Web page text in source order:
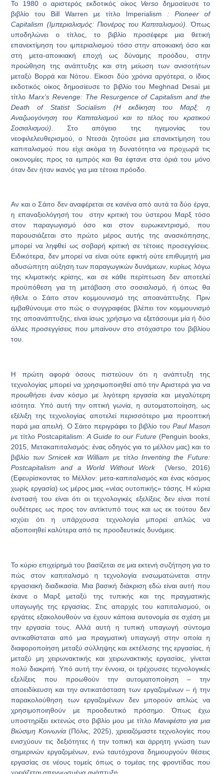
Το 1980 ο αριστερός εκδοτικός οίκος Verso δημοσίευσε το
βιβλίο του Bill Warren με τίτλο Imperialism : Pioneer of
Capitalism (Ιμπεριαλισμός: Πιονέρος του Καπιταλισμού) . Όπως
υποδηλώνει ο τίτλος, το βιβλίο προσέφερε μια θετική
επανεκτίμηση του ιμπεριαλισμού τόσο στην αποικιακή όσο και
στη μετα-αποικιακή εποχή ως δύναμης προόδου, στην
προώθηση της ανάπτυξης και στη μείωση των ανισοτήτων
μεταξύ Βορρά και Νότου. Είκοσι δύο χρόνια αργότερα, ο ίδιος
εκδοτικός οίκος δημοσίευσε το βιβλίο του Meghnad Desai με
τίτλοMarx’s Revenge: The Resurgence of Capitalism and the
Death of Statist Socialism (Η εκδίκηση του Μαρξ: η
Αναζωογόνηση του Καπιταλισμού και το τέλος του κρατικού
Σοσιαλισμού) . Στο απόγειο της ηγεμονίας του
νεοφιλελευθερισμού, ο Ντεσάι ζητούσε μια επανεκτίμηση του
καπιταλισμού που είχε ακόμα τη δυνατότητα να προχωρά τις
οικονομίες προς τα εμπρός και θα έφτανε στα όριά του μόνο
όταν δεν ήταν ικανός για μια τέτοια πρόοδο.
Αν και ο Σάιτο δεν αναφέρεται σε κανένα από αυτά τα δύο έργα,
η επαναξιολόγησή του στην κριτική του ύστερου Μαρξ τόσο
στον παραγωγισμό όσο και στον ευρωκεντρισμό, που
παρουσιάζεται στο πρώτο μέρος αυτής της ανασκόπησης,
μπορεί να ληφθεί ως σοβαρή κριτική σε τέτοιες προσεγγίσεις.
Ειδικότερα, δεν μπορεί να είναι ούτε εφικτή ούτε επιθυμητή μια
αδυσώπητη αύξηση των παραγωγικών δυνάμεων, κυρίως λόγω
της κλιματικής κρίσης, και σε κάθε περίπτωση δεν αποτελεί
προϋπόθεση για τη μετάβαση στο σοσιαλισμό, ή όπως θα
ήθελε ο Σάιτο στον κομμουνισμό της αποανάπτυξης. Πριν
εμβαθύνουμε στο πώς ο συγγραφέας βλέπει τον κομμουνισμό
της αποανάπτυξης, είναι ίσως χρήσιμο να εξετάσουμε μία ή δύο
άλλες προσεγγίσεις που μπαίνουν στο στόχαστρο του βιβλίου
του.
Η πρώτη αφορά όσους πιστεύουν ότι η ανάπτυξη της
τεχνολογίας μπορεί να χρησιμοποιηθεί από την Αριστερά για να
προωθήσει έναν κόσμο με λιγότερη εργασία και μεγαλύτερη
ισότητα. Υπό αυτή την οπτική γωνία, η αυτοματοποίηση, ως
εξέλιξη της τεχνολογίας αποτελεί περισσότερο μια προοπτική
παρά μια απειλή. Ο Σάιτο περιγράφει το βιβλίο του Paul Mason
με τίτλο Postcapitalism:A Guide to our Future (Penguin books,
2015, Μετακαπιταλισμός: ένας οδηγός για το μέλλον μας) και το
βιβλίο των Srnicek και William με τίτλοInventing the Future:
Postcapitalism and a World Without Work (Verso, 2016)
(Εφευρίσκοντας το Μέλλον: μετα-καπιταλισμός και ένας κόσμος
χωρίς εργασία) ως μέρος μιας «νέας ουτοπικής» τάσης. Η κύρια
ένστασή του είναι ότι οι τεχνολογικές εξελίξεις δεν είναι ποτέ
ουδέτερες ως προς τον αντίκτυπό τους και ως εκ τούτου δεν
ισχύει ότι η υπάρχουσα τεχνολογία μπορεί απλώς να
αξιοποιηθεί καλύτερα από τις προοδευτικές δυνάμεις.
Το κύριο επιχείρημά του βασίζεται σε μια εκτενή συζήτηση για το
πώς στον καπιταλισμό η τεχνολογία ενσωματώνεται στην
εργασιακή διαδικασία. Μια βασική διάκριση εδώ είναι αυτή που
έκανε ο Μαρξ μεταξύ της τυπικής και της πραγματικής
υπαγωγής της εργασίας. Στις απαρχές του καπιταλισμού, οι
εργάτες εξακολουθούν να έχουν κάποια αυτονομία σε σχέση με
την εργασία τους. Αλλά αυτή η τυπική υπαγωγή σύντομα
αντικαθίσταται από μια πραγματική υπαγωγή στην οποία η
διαφοροποίηση μεταξύ σύλληψης και εκτέλεσης της εργασίας, ή
μεταξύ μη χειρωνακτικής και χειρωνακτικής εργασίας, γίνεται
πολύ διακριτή. Υπό αυτή την έννοια, οι τρέχουσες τεχνολογικές
εξελίξεις που προωθούν την αυτοματοποίηση – την
αποειδίκευση και την αντικατάσταση των εργαζομένων – ή την
παρακολούθηση των εργαζομένων δεν μπορούν απλώς να
χρησιμοποιηθούν με προοδευτικό πρόσημο. Όπως έχω
υποστηρίξει εκτενώς στο βιβλίο μου με τίτλοΜανιφέστο για μια
Βιώσιμη Κοινωνία(Πόλις, 2025), χρειαζόμαστε τεχνολογίες που
ενισχύουν τις δεξιότητες ή την τοπική και άρρητη γνώση των
σημερινών εργαζομένων, ενώ ταυτόχρονα δημιουργούν θέσεις
εργασίας σε νέους τομείς όπως ο τομέας της φροντίδας που